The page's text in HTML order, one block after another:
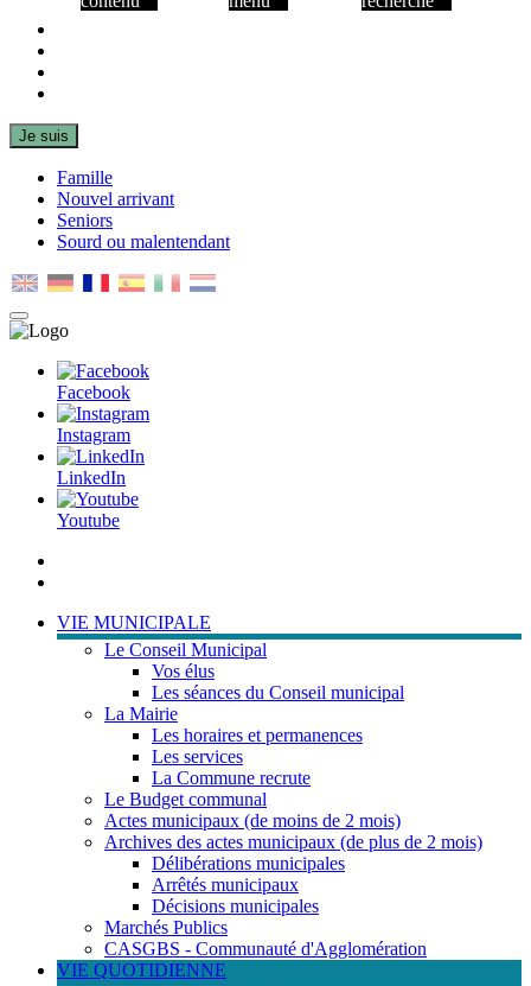
Je suis
Famille
Nouvel arrivant
Seniors
Sourd ou malentendant
MENU
PRINCIPAL
Facebook
Instagram
LinkedIn
Youtube
VIE MUNICIPALE
Le Conseil Municipal
Vos élus
Les séances du Conseil municipal
La Mairie
Les horaires et permanences
Les services
La Commune recrute
Le Budget communal
Actes municipaux (de moins de 2 mois)
Archives des actes municipaux (de plus de 2 mois)
Délibérations municipales
Arrêtés municipaux
Décisions municipales
Marchés Publics
CASGBS - Communauté d'Agglomération
VIE QUOTIDIENNE